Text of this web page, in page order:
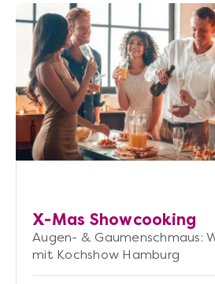
X-Mas Showcooking
Augen- & Gaumenschmaus:
mit Kochshow Hamburg